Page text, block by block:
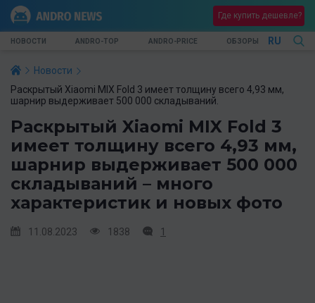
Где купить дешевле?
НОВОСТИ ANDRO-TOP ANDRO-PRICE ОБЗОРЫ RU
Новости
Раскрытый Xiaomi MIX Fold 3 имеет толщину всего 4,93 мм,
шарнир выдерживает 500 000 складываний.
Раскрытый Xiaomi MIX Fold 3
имеет толщину всего 4,93 мм,
шарнир выдерживает 500 000
складываний – много
характеристик и новых фото
11.08.2023 1838 1